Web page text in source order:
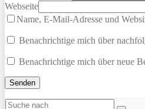
Webseite
Name, E-Mail-Adresse und
Benachrichtige mich über
Benachrichtige mich über neue